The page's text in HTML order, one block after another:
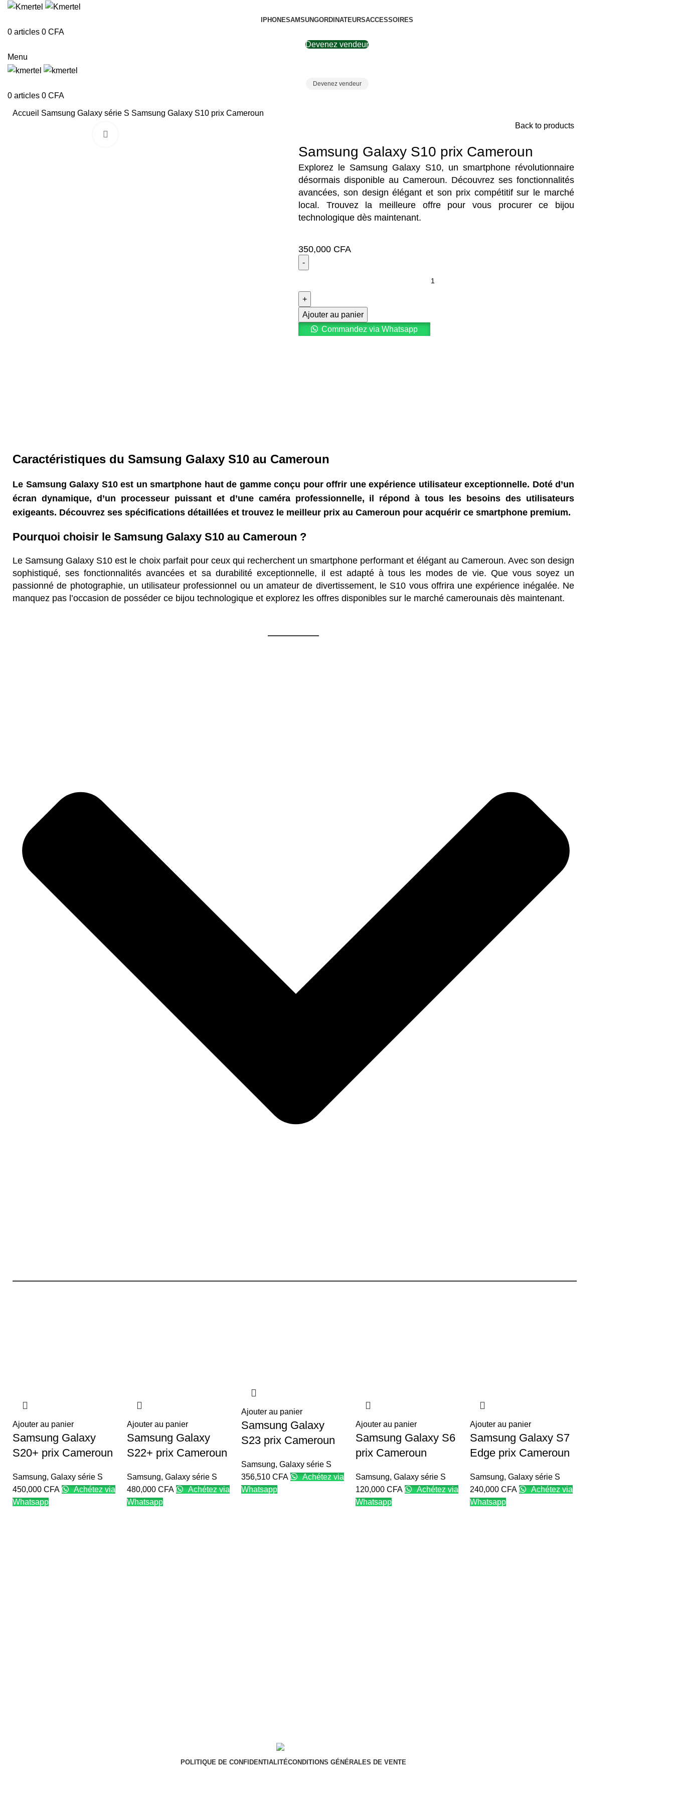
IPHONESAMSUNGORDINATEURSACCESSOIRES
0 articles 0 CFA
Devenez vendeur
Menu
Devenez vendeur
0 articles 0 CFA
Accueil Samsung Galaxy série S Samsung Galaxy S10 prix Cameroun
Back to products
Samsung Galaxy S10 prix Cameroun
Explorez le Samsung Galaxy S10, un smartphone révolutionnaire
désormais disponible au Cameroun. Découvrez ses fonctionnalités
avancées, son design élégant et son prix compétitif sur le marché
local. Trouvez la meilleure offre pour vous procurer ce bijou
technologique dès maintenant.
350,000 CFA
Ajouter au panier
Commandez via Whatsapp
Caractéristiques du Samsung Galaxy S10 au Cameroun
Le Samsung Galaxy S10 est un smartphone haut de gamme conçu pour offrir une expérience utilisateur exceptionnelle. Doté d’un
écran dynamique, d’un processeur puissant et d’une caméra professionnelle, il répond à tous les besoins des utilisateurs
exigeants. Découvrez ses spécifications détaillées et trouvez le meilleur prix au Cameroun pour acquérir ce smartphone premium.
Pourquoi choisir le Samsung Galaxy S10 au Cameroun ?
Le Samsung Galaxy S10 est le choix parfait pour ceux qui recherchent un smartphone performant et élégant au Cameroun. Avec son design
sophistiqué, ses fonctionnalités avancées et sa durabilité exceptionnelle, il est adapté à tous les modes de vie. Que vous soyez un
passionné de photographie, un utilisateur professionnel ou un amateur de divertissement, le S10 vous offrira une expérience inégalée. Ne
manquez pas l’occasion de posséder ce bijou technologique et explorez les offres disponibles sur le marché camerounais dès maintenant.
Ajouter au panier
Samsung Galaxy
S20+ prix Cameroun
Samsung, Galaxy série S
450,000 CFA
Achétez via
Whatsapp
Ajouter au panier
Samsung Galaxy
S22+ prix Cameroun
Samsung, Galaxy série S
480,000 CFA
Achétez via
Whatsapp
Ajouter au panier
Samsung Galaxy
S23 prix Cameroun
Samsung, Galaxy série S
356,510 CFA
Achétez via
Whatsapp
Ajouter au panier
Samsung Galaxy S6
prix Cameroun
Samsung, Galaxy série S
120,000 CFA
Achétez via
Whatsapp
Ajouter au panier
Samsung Galaxy S7
Edge prix Cameroun
Samsung, Galaxy série S
240,000 CFA
Achétez via
Whatsapp
POLITIQUE DE CONFIDENTIALITÉCONDITIONS GÉNÉRALES DE VENTE